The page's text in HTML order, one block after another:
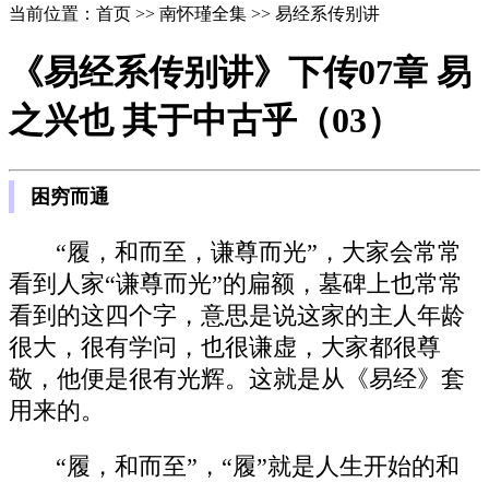
当前位置：首页 >> 南怀瑾全集 >> 易经系传别讲
《易经系传别讲》下传07章 易
之兴也 其于中古乎（03）
困穷而通
“履，和而至，谦尊而光”，大家会常常
看到人家“谦尊而光”的扁额，墓碑上也常常
看到的这四个字，意思是说这家的主人年龄
很大，很有学问，也很谦虚，大家都很尊
敬，他便是很有光辉。这就是从《易经》套
用来的。
“履，和而至”，“履”就是人生开始的和